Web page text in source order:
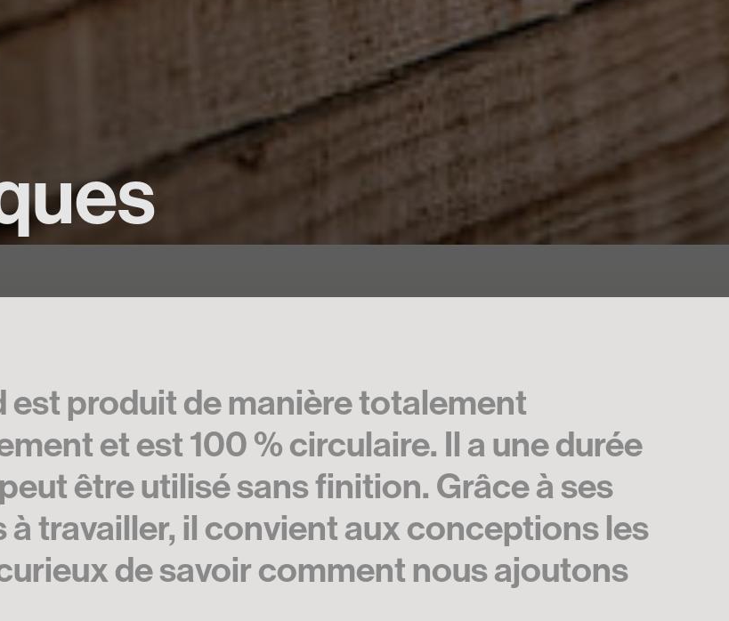
est produit de manière totalement
et est 100 % circulaire. Il a une durée
être utilisé sans finition. Grâce à ses
travailler, il convient aux conceptions les
de savoir comment nous ajoutons